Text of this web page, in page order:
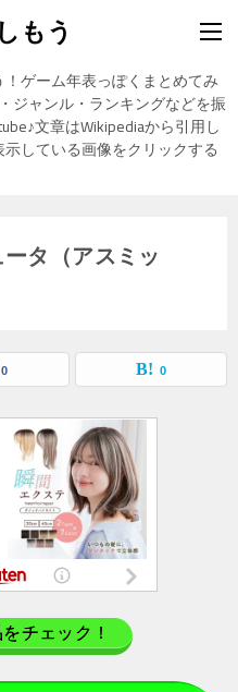
もう
ゲーム年表っぽくまとめてみ
ジャンル・ランキングなどを振
文章はWikipediaから引用し
している画像をクリックする
ータ（アスミッ
0 0
チェック！